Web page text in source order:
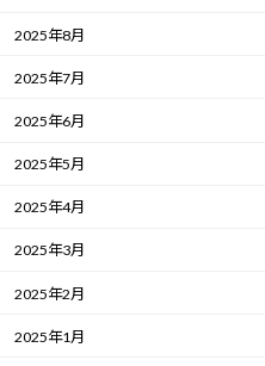
2025年8月
2025年7月
2025年6月
2025年5月
2025年4月
2025年3月
2025年2月
2025年1月